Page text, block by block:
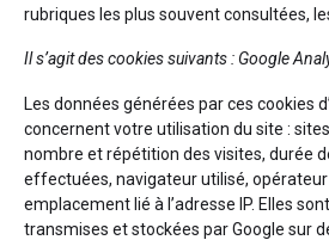
rubriques les plus souvent consultées,
Il s’agit des cookies suivants : Google
Les données générées par ces cookies
concernent votre utilisation du site :
nombre et répétition des visites, durée
effectuées, navigateur utilisé,
emplacement lié à l’adresse IP. Elles
transmises et stockées par Google sur